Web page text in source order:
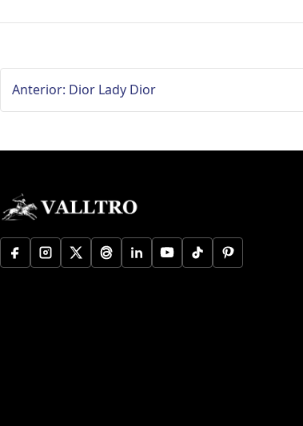
Anterior: Dior Lady Dior